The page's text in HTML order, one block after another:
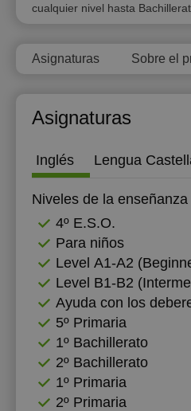
cualquier nivel hasta
Asignaturas Sobre el
Asignaturas
Inglés Lengua
Niveles de la enseñanza
4º E.S.O.
Para niños
Level А1-А2
Level B1-B2
Ayuda con los
5º Primaria
1º Bachillerato
2º Bachillerato
1º Primaria
2º Primaria